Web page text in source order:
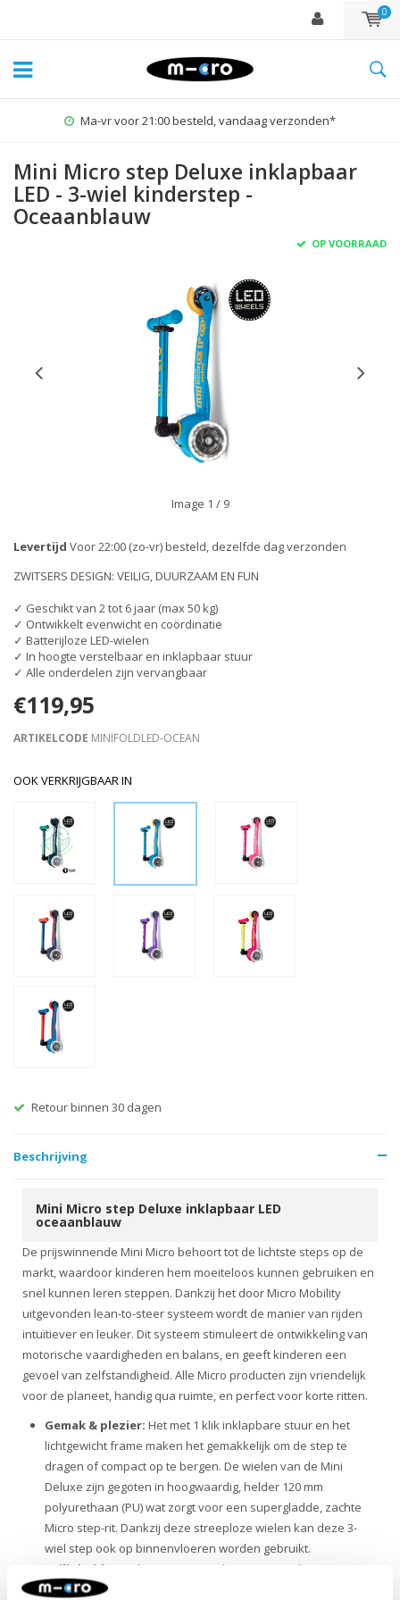
0
vandaag verzonden*
Mini Micro step Deluxe inklapbaar
LED - 3-wiel kinderstep -
Oceaanblauw
OP VOORRAAD
Image 1 / 9
Levertijd Voor 22:00 (zo-vr) besteld, dezelfde dag verzonden
ZWITSERS DESIGN: VEILIG, DUURZAAM EN FUN
✓ Geschikt van 2 tot 6 jaar (max 50 kg)
✓ Ontwikkelt evenwicht en coördinatie
✓ Batterijloze LED-wielen
✓ In hoogte verstelbaar en inklapbaar stuur
✓ Alle onderdelen zijn vervangbaar
€119,95
ARTIKELCODE MINIFOLDLED-OCEAN
OOK VERKRIJGBAAR IN
binnen 30 dagen
Beschrijving
Mini Micro step Deluxe inklapbaar LED
oceaanblauw
De prijswinnende Mini Micro behoort tot de lichtste steps op de
markt, waardoor kinderen hem moeiteloos kunnen gebruiken en
snel kunnen leren steppen. Dankzij het door Micro Mobility
uitgevonden lean-to-steer systeem wordt de manier van rijden
intuïtiever en leuker. Dit systeem stimuleert de ontwikkeling van
motorische vaardigheden en balans, en geeft kinderen een
gevoel van zelfstandigheid. Alle Micro producten zijn vriendelijk
voor de planeet, handig qua ruimte, en perfect voor korte ritten.
Gemak & plezier: Het met 1 klik inklapbare stuur en het
lichtgewicht frame maken het gemakkelijk om de step te
dragen of compact op te bergen. De wielen van de Mini
Deluxe zijn gegoten in hoogwaardig, helder 120 mm
polyurethaan (PU) wat zorgt voor een supergladde, zachte
Micro step-rit. Dankzij deze streeploze wielen kan deze 3-
wiel step ook op binnenvloeren worden gebruikt.
Veiligheid : Met de Mini Micro Deluxe LED-step kies je voor
een veilige kinderstep. Door de verstelbare stuurhoogte past